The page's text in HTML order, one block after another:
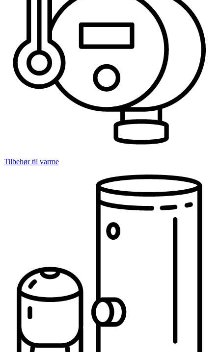
Tilbehør til varme